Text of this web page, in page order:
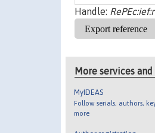
Handle:
More services
MyIDEAS
Follow serials, authors,
more